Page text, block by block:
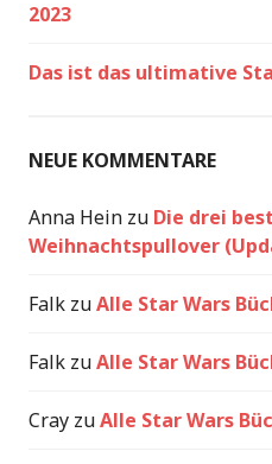
2023
Das ist das ultimative
NEUE KOMMENTARE
Anna Hein zu Die drei
Weihnachtspullover
Falk zuAlle Star Wars
Falk zuAlle Star Wars
Cray zuAlle Star Wars